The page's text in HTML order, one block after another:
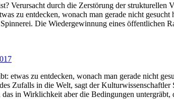
Verursacht durch die Zerstörung der strukturellen
zu entdecken, wonach man gerade nicht
Die Wiedergewinnung eines öffentlichen
etwas zu entdecken, wonach man gerade nicht
Zufalls in die Welt, sagt der
in Wirklichkeit aber die Bedingungen